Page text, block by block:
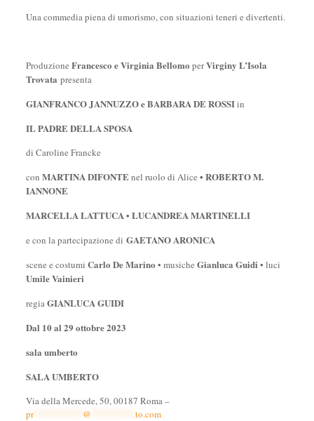
Una commedia piena di umorismo, con situazioni teneri e divertenti.
Produzione Francesco e Virginia Bellomo perVirginy L’Isola
Trovata presenta
GIANFRANCO JANNUZZOe BARBARA DE ROSSIin
IL PADRE DELLA SPOSA
di Caroline Francke
con MARTINA DIFONTEnel ruolo di Alice • ROBERTO M.
IANNONE
MARCELLA LATTUCA • LUCANDREA MARTINELLI
e con la partecipazione di GAETANO ARONICA
scene e costumi Carlo De Marino • musiche Gianluca Guidi • luci
Umile Vainieri
regiaGIANLUCA GUIDI
Dal 10 al 29 ottobre 2023
sala umberto
SALAUMBERTO
Via della Mercede, 50, 00187 Roma –
pr********** @
to.com